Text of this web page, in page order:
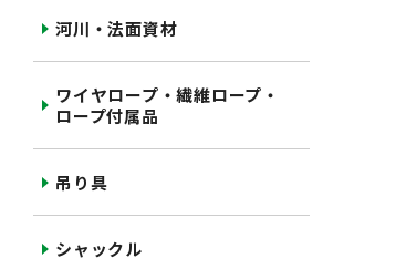
河川・法面資材
ワイヤロープ・繊維ロープ・
ロープ付属品
吊り具
シャックル